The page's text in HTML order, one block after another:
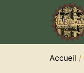
Accueil /